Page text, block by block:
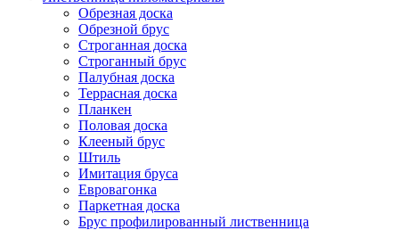
Обрезная доска
Обрезной брус
Строганная доска
Строганный брус
Палубная доска
Террасная доска
Планкен
Половая доска
Клееный брус
Штиль
Имитация бруса
Евровагонка
Паркетная доска
Брус профилированный лиственница